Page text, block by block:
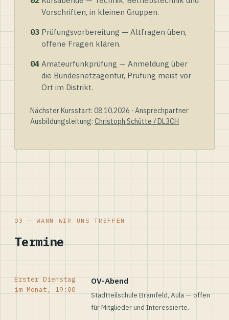
Vorschriften, in kleinen Gruppen.
03 Prüfungsvorbereitung — Altfragen üben,
offene Fragen klären.
04 Amateurfunkprüfung — Anmeldung über
die Bundesnetzagentur, Prüfung meist vor
Ort im Distrikt.
Nächster Kursstart: 08.10.2026 · Ansprechpartner
Ausbildungsleitung: Christoph Schütte / DL3CH
03 — WANN WIR UNS TREFFEN
Termine
Erster Dienstag
im Monat, 19:00
OV-Abend
Stadtteilschule Bramfeld, Aula — offen
für Mitglieder und Interessierte.